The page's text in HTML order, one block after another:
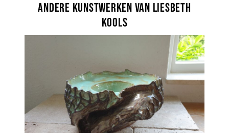
Andere kunstwerken van Liesbeth
Kools